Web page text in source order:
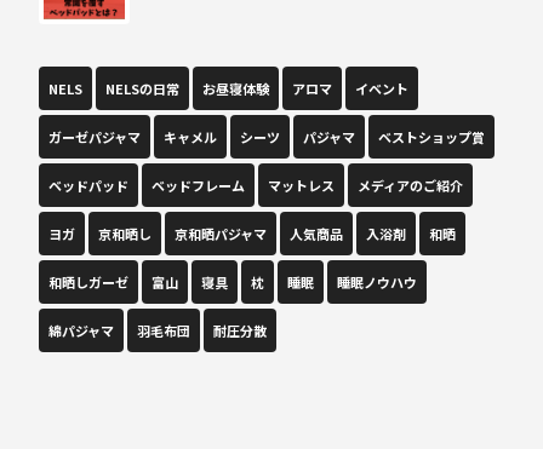
NELS NELSの日常 お昼寝体験 アロマ イベント
ガーゼパジャマ キャメル シーツ パジャマ ベストショップ賞
ベッドパッド ベッドフレーム マットレス メディアのご紹介
ヨガ 京和晒し 京和晒パジャマ 人気商品 入浴剤 和晒
和晒しガーゼ 富山 寝具 枕 睡眠 睡眠ノウハウ
綿パジャマ 羽毛布団 耐圧分散